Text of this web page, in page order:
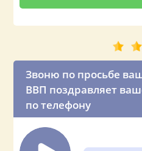
Звоню по просьбе
ВВП поздравляет
по телефону